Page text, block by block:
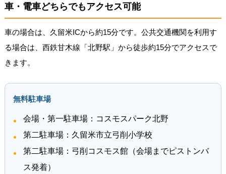
車・電車どちらでもアクセス可能
車の場合は、久留米ICから約15分です。公共交通機関を利用す
る場合は、西鉄甘木線「北野駅」から徒歩約15分でアクセスで
きます。
無料駐車場
会場・第一駐車場：コスモスパーク北野
第二駐車場：久留米市立弓削小学校
第二駐車場：弓削コスモス館（会場までピストンバ
ス発着）